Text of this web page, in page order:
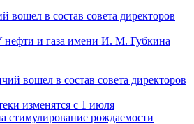
в состав совета директоров
нефти и газа имени И. М. Губкина
изменятся с 1 июля
стимулирование рождаемости